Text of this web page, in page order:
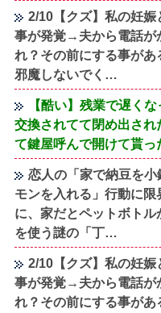
2/10【クズ】私の妊
事が発覚→夫から電話が
れ？その前にする事が
邪魔しないでく…
【酷い】残業で遅く
交換されてて閉め出さ
て鍵屋呼んで開けて貰っ
恋人の「家で納豆を
モンを入れる」行動に
に、家だとペットボト
を使う謎の「丁…
2/10【クズ】私の妊
事が発覚→夫から電話が
れ？その前にする事が